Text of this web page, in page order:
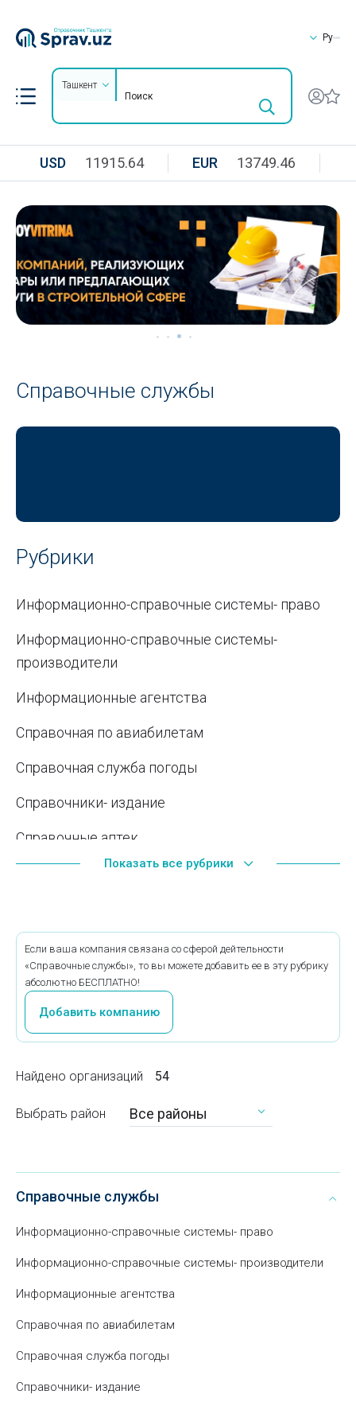
Ру
Ташкент
USD 11915.64 EUR 13749.46
Справочные службы
Рубрики
Информационно-справочные системы- право
Информационно-справочные системы-
производители
Информационные агентства
Справочная по авиабилетам
Справочная служба погоды
Справочники- издание
Справочные аптек
Справочные железнодорожные
Показать все рубрики
Если ваша компания связана со сферой дейтельности
«Справочные службы», то вы можете добавить ее в эту рубрику
абсолютно БЕСПЛАТНО!
Добавить компанию
Найдено организаций 54
Выбрать район Все районы
Справочные службы
Информационно-справочные системы- право
Информационно-справочные системы- производители
Информационные агентства
Справочная по авиабилетам
Справочная служба погоды
Справочники- издание